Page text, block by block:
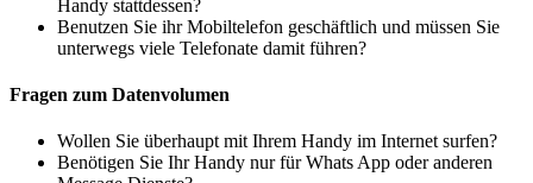
Handy stattdessen?
Benutzen Sie ihr Mobiltelefon geschäftlich und müssen Sie
unterwegs viele Telefonate damit führen?
Fragen zum Datenvolumen
Wollen Sie überhaupt mit Ihrem Handy im Internet surfen?
Benötigen Sie Ihr Handy nur für Whats App oder anderen